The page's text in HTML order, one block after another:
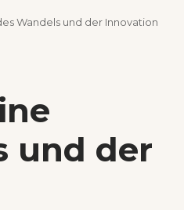
Wandels und der Innovation
und der